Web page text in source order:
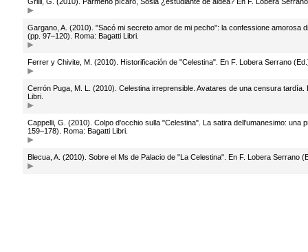
Gargano, A. (2010). "Sacó mi secreto amor de mi pecho": la confessione amorosa
(pp. 97–120). Roma: Bagatti Libri.
Ferrer y Chivite, M. (2010). Historificación de "Celestina". En F. Lobera Serrano
Cerrón Puga, M. L. (2010). Celestina irreprensible. Avatares de una censura
Libri.
Cappelli, G. (2010). Colpo d'occhio sulla "Celestina". La satira dell'umanesimo:
159–178). Roma: Bagatti Libri.
Blecua, A. (2010). Sobre el Ms de Palacio de "La Celestina". En F. Lobera Serrano